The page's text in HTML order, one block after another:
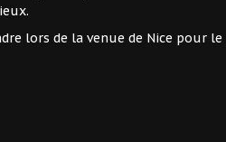
lors de la venue de Nice pour